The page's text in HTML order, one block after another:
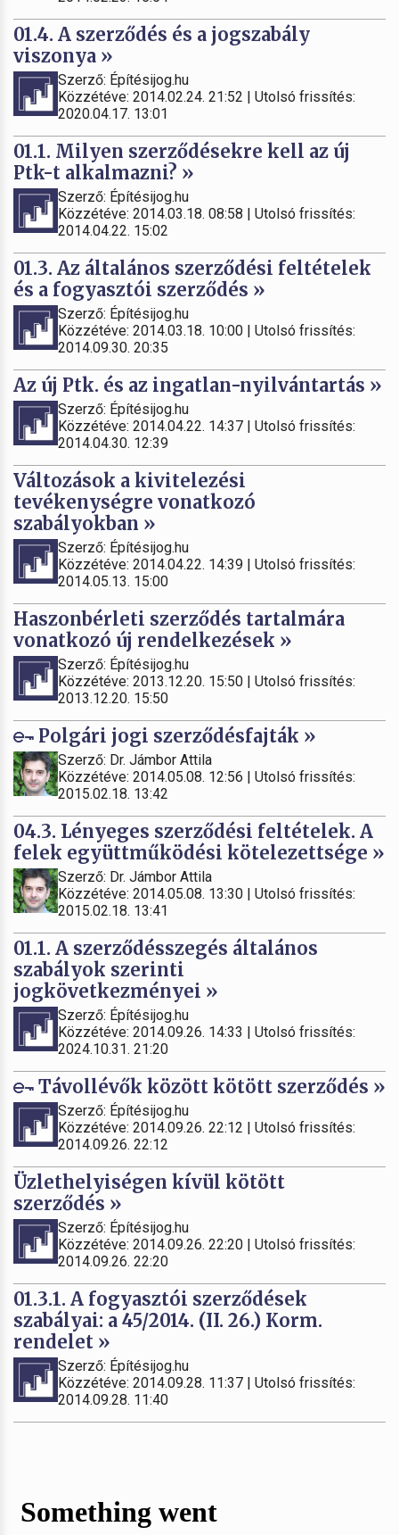
01.4. A szerződés és a jogszabály
viszonya »
Szerző: Építésijog.hu
Közzétéve: 2014.02.24. 21:52 | Utolsó frissítés:
2020.04.17. 13:01
01.1. Milyen szerződésekre kell az új
Ptk-t alkalmazni? »
Szerző: Építésijog.hu
Közzétéve: 2014.03.18. 08:58 | Utolsó frissítés:
2014.04.22. 15:02
01.3. Az általános szerződési feltételek
és a fogyasztói szerződés »
Szerző: Építésijog.hu
Közzétéve: 2014.03.18. 10:00 | Utolsó frissítés:
2014.09.30. 20:35
Az új Ptk. és az ingatlan-nyilvántartás »
Szerző: Építésijog.hu
Közzétéve: 2014.04.22. 14:37 | Utolsó frissítés:
2014.04.30. 12:39
Változások a kivitelezési
tevékenységre vonatkozó
szabályokban »
Szerző: Építésijog.hu
Közzétéve: 2014.04.22. 14:39 | Utolsó frissítés:
2014.05.13. 15:00
Haszonbérleti szerződés tartalmára
vonatkozó új rendelkezések »
Szerző: Építésijog.hu
Közzétéve: 2013.12.20. 15:50 | Utolsó frissítés:
2013.12.20. 15:50
Polgári jogi szerződésfajták »
Szerző: Dr. Jámbor Attila
Közzétéve: 2014.05.08. 12:56 | Utolsó frissítés:
2015.02.18. 13:42
04.3. Lényeges szerződési feltételek. A
felek együttműködési kötelezettsége »
Szerző: Dr. Jámbor Attila
Közzétéve: 2014.05.08. 13:30 | Utolsó frissítés:
2015.02.18. 13:41
01.1. A szerződésszegés általános
szabályok szerinti
jogkövetkezményei »
Szerző: Építésijog.hu
Közzétéve: 2014.09.26. 14:33 | Utolsó frissítés:
2024.10.31. 21:20
Távollévők között kötött szerződés »
Szerző: Építésijog.hu
Közzétéve: 2014.09.26. 22:12 | Utolsó frissítés:
2014.09.26. 22:12
Üzlethelyiségen kívül kötött
szerződés »
Szerző: Építésijog.hu
Közzétéve: 2014.09.26. 22:20 | Utolsó frissítés:
2014.09.26. 22:20
01.3.1. A fogyasztói szerződések
szabályai: a 45/2014. (II. 26.) Korm.
rendelet »
Szerző: Építésijog.hu
Közzétéve: 2014.09.28. 11:37 | Utolsó frissítés:
2014.09.28. 11:40